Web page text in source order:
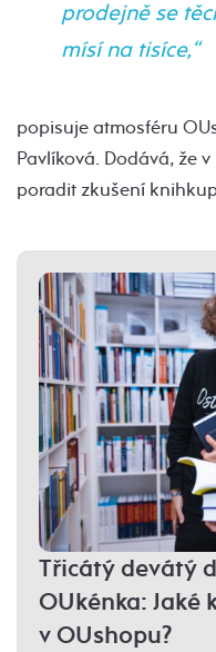
prodejně se
mísí na tisíce,“
popisuje atmosféru
Pavlíková. Dodává, že
poradit zkušení
Třicátý devátý
OUkénka:
v OUshopu?